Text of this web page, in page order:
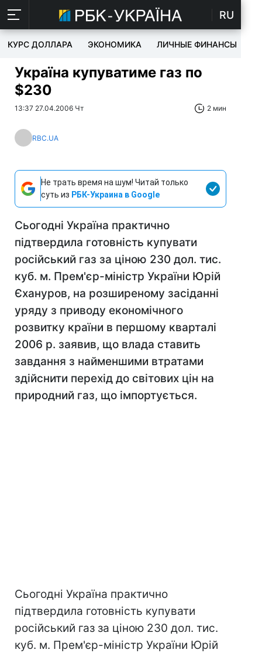
RU
КУРС ДОЛЛАРА ЭКОНОМИКА ЛИЧНЫЕ ФИНАНСЫ
Україна купуватиме газ по
$230
13:37 27.04.2006 Чт 2 мин
RBC.UA
Не трать время на шум! Читай только
суть из РБК-Украина в Google
Сьогодні Україна практично
підтвердила готовність купувати
російський газ за ціною 230 дол. тис.
куб. м. Прем'єр-міністр України Юрій
Єхануров, на розширеному засіданні
уряду з приводу економічного
розвитку країни в першому кварталі
2006 р. заявив, що влада ставить
завдання з найменшими втратами
здійснити перехід до світових цін на
природний газ, що імпортується.
Сьогодні Україна практично
підтвердила готовність купувати
російський газ за ціною 230 дол. тис.
куб. м. Прем'єр-міністр України Юрій